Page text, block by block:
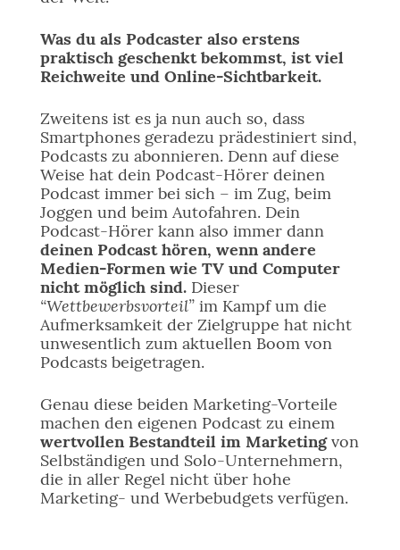
Was du als Podcaster also erstens
praktisch geschenkt bekommst, ist viel
Reichweite und Online-Sichtbarkeit.
Zweitens ist es ja nun auch so, dass
Smartphones geradezu prädestiniert sind,
Podcasts zu abonnieren. Denn auf diese
Weise hat dein Podcast-Hörer deinen
Podcast immer bei sich – im Zug, beim
Joggen und beim Autofahren. Dein
Podcast-Hörer kann also immer dann
deinen Podcast hören, wenn andere
Medien-Formen wie TV und Computer
nicht möglich sind.Dieser
“Wettbewerbsvorteil”im Kampf um die
Aufmerksamkeit der Zielgruppe hat nicht
unwesentlich zum aktuellen Boom von
Podcasts beigetragen.
Genau diese beiden Marketing-Vorteile
machen den eigenen Podcast zu einem
wertvollen Bestandteil im Marketingvon
Selbständigen und Solo-Unternehmern,
die in aller Regel nicht über hohe
Marketing- und Werbebudgets verfügen.